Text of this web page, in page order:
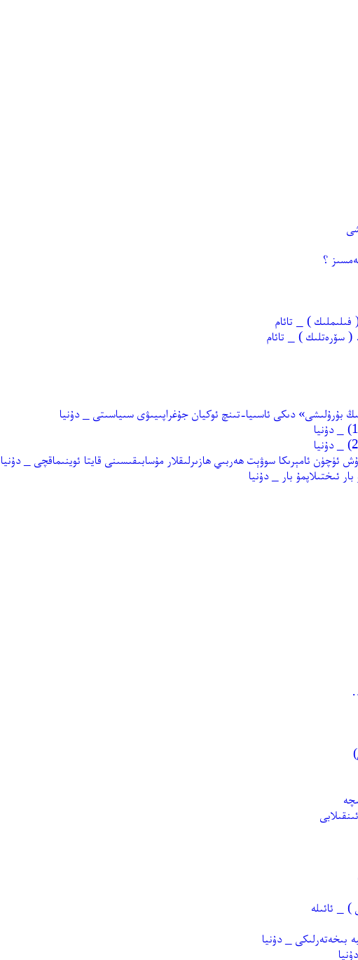
؟
) _ تائام
سۆرەتلىك ) _ تائام
بۇرۇلىشى» دىكى ئاسىيا-تىنچ ئوكيان جۇغراپىيىۋى سىياسىتى _ دۇنيا
ئۈچۈن ئامېرىكا سوۋېت ھەربىي ھازىرلىقلار مۇسابىقىسىنى قايتا ئوينىماقچى _ دۇنيا
ئىختىلاپمۇ بار _ دۇنيا
_ ئائىلە
بىخەتەرلىكى _ دۇنيا